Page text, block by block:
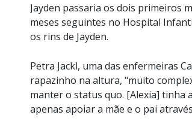
Jayden passaria os dois primeiros
meses seguintes no Hospital
os rins de Jayden.
Petra Jackl, uma das enfermeiras
rapazinho na altura, "muito
manter o status quo. [Alexia] tinha
apenas apoiar a mãe e o pai